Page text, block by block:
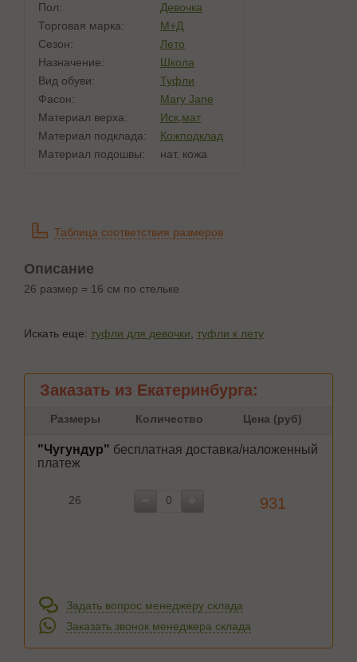
Пол:
Девочка
Торговая марка:
М+Д
Сезон:
Лето
Назначение:
Школа
Вид обуви:
Туфли
Фасон:
Mary Jane
Материал верха:
Иск,мат
Материал подклада:
Кожподклад
Материал подошвы:
нат. кожа
Таблица соответствия размеров
Описание
26 размер = 16 см по стельке
Искать еще: туфли для девочки туфли к лету
Заказать из Екатеринбурга:
Размеры Количество Цена (руб)
"Чугундур" бесплатная доставка/наложенный
платеж
26 931
Задать вопрос менеджеру склада
Заказать звонок менеджера склада